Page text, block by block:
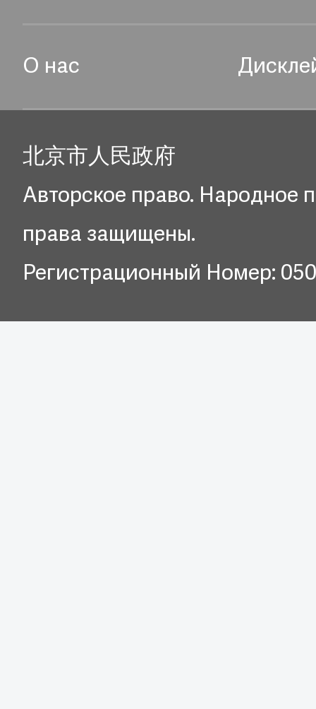
О нас
北京市人民政府
Авторское право. Народное
права защищены.
Регистрационный Номер: